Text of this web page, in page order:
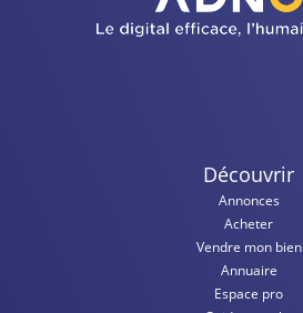
Découvrir
Annonces
Acheter
Vendre mon bien
Annuaire
Espace pro